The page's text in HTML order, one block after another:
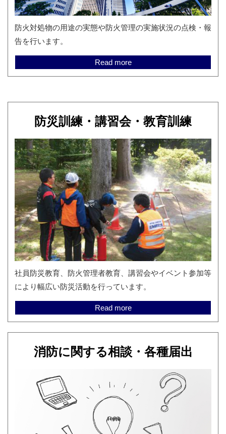
防火対処物の用途の実態や防火管理の実施状況の点検・報
告を行います。
Read more
防災訓練・講習会・教育訓練
社員防災教育、防火管理者教育、講習会やイベント参加等
により幅広い防災活動を行っています。
Read more
消防に関する相談・各種届出